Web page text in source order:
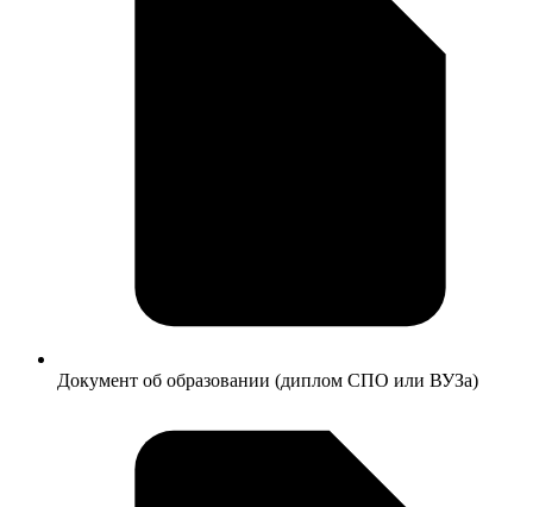
Документ об образовании (диплом СПО или ВУЗа)